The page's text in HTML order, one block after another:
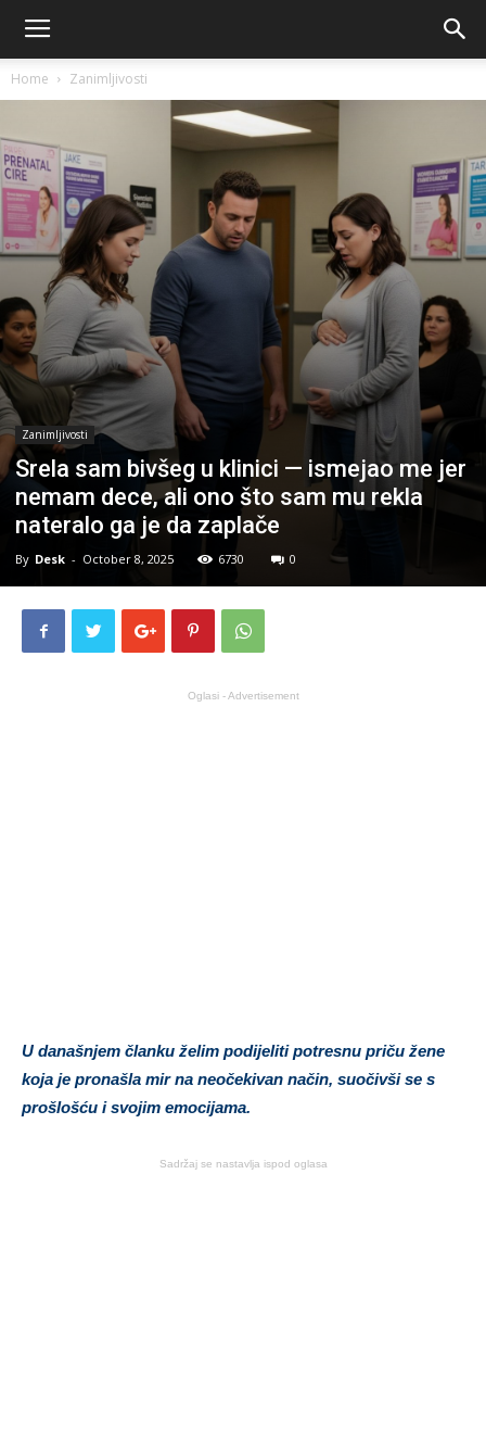
Home Zanimljivosti
Zanimljivosti
Srela sam bivšeg u klinici — ismejao me jer
nemam dece, ali ono što sam mu rekla
nateralo ga je da zaplače
By Desk - October 8, 2025 6730 0
Oglasi - Advertisement
U današnjem članku želim podijeliti potresnu priču žene
koja je pronašla mir na neočekivan način, suočivši se s
prošlošću i svojim emocijama.
Sadržaj se nastavlja ispod oglasa